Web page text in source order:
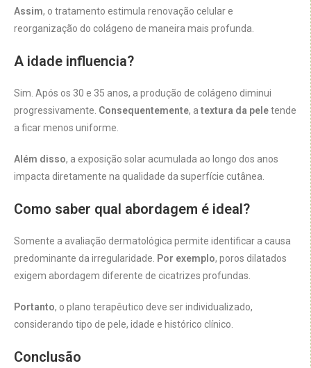
Assim, o tratamento estimula renovação celular e
reorganização do colágeno de maneira mais profunda.
A idade influencia?
Sim. Após os 30 e 35 anos, a produção de colágeno diminui
progressivamente. Consequentemente, a textura da peletende
a ficar menos uniforme.
Além disso, a exposição solar acumulada ao longo dos anos
impacta diretamente na qualidade da superfície cutânea.
Como saber qual abordagem é ideal?
Somente a avaliação dermatológica permite identificar a causa
predominante da irregularidade. Por exemplo, poros dilatados
exigem abordagem diferente de cicatrizes profundas.
Portanto, o plano terapêutico deve ser individualizado,
considerando tipo de pele, idade e histórico clínico.
Conclusão